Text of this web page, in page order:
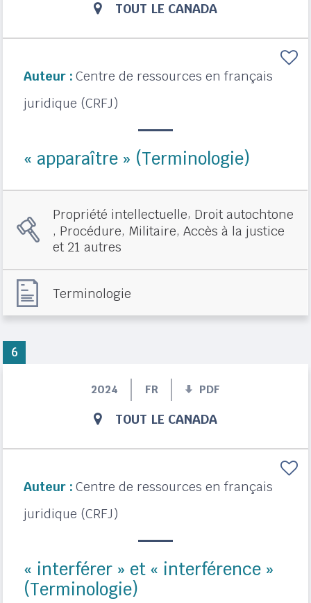
TOUT LE CANADA
Auteur : Centre de ressources en français
juridique (CRFJ)
« apparaître » (Terminologie)
Propriété intellectuelle, Droit autochtone
, Procédure, Militaire, Accès à la justice
et 21 autres
Terminologie
2024 FR PDF
TOUT LE CANADA
Auteur : Centre de ressources en français
juridique (CRFJ)
« interférer » et « interférence »
(Terminologie)
6